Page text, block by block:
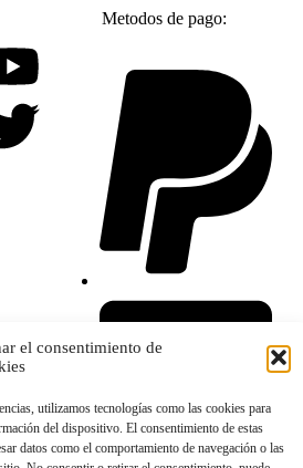
el consentimiento de
utilizamos tecnologías como las cookies para
del dispositivo. El consentimiento de estas
datos como el comportamiento de navegación o las
Metodos de pago: